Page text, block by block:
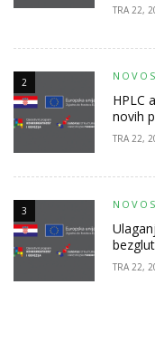
TRA 22,
2
HPLC
novih
TRA 22,
3
TRA 22,